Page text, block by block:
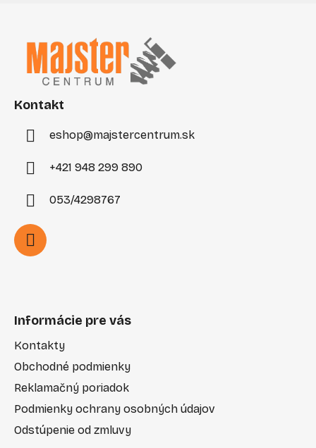
Kontakt
eshop@majstercentrum.sk
+421 948 299 890
053/4298767
Informácie pre vás
Kontakty
Obchodné podmienky
Reklamačný poriadok
Podmienky ochrany osobných údajov
Odstúpenie od zmluvy